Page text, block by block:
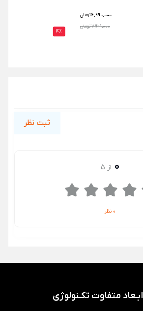
6,990,000تومان
7,929,000 تومان
4%
ثبت نظر
0 از 5
0 نظر
ابـعاد متفاوت تکـنولوژی